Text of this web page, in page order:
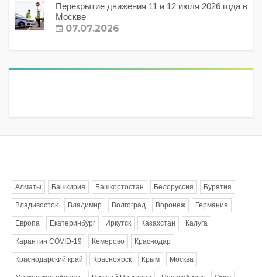
Перекрытие движения 11 и 12 июля 2026 года в
Москве
07.07.2026
Алматы Башкирия Башкортостан Белоруссия Бурятия
Владивосток Владимир Волгоград Воронеж Германия
Европа Екатеринбург Иркутск Казахстан Калуга
Карантин COVID-19 Кемерово Краснодар
Краснодарский край Красноярск Крым Москва